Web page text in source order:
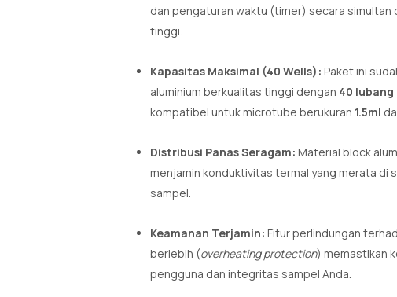
dan pengaturan waktu (timer) secara simultan
tinggi.
Kapasitas Maksimal (40 Wells): Paket ini
aluminium berkualitas tinggi dengan 40
kompatibel untuk microtube berukuran 1.5ml
Distribusi Panas Seragam: Material block
menjamin konduktivitas termal yang merata di
sampel.
Keamanan Terjamin: Fitur perlindungan
berlebih (overheating protection) memastikan
pengguna dan integritas sampel Anda.